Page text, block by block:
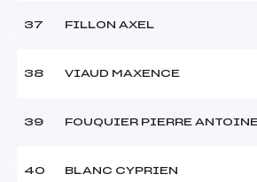
37 FILLON AXEL
38 VIAUD MAXENCE
39 FOUQUIER PIERRE
40 BLANC CYPRIEN